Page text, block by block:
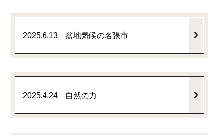
2025.6.13 盆地気候の名張市
2025.4.24 自然の力